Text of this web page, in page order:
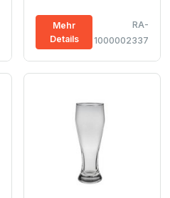
Mehr
Details
RA-
1000002337